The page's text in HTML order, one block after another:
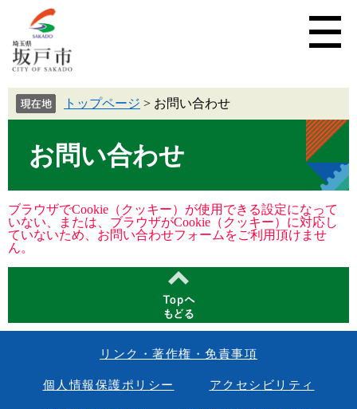
トップページ > お問い合わせ
お問い合わせ
ブラウザでCookie（クッキー）が使用できる設定になって
いない、または、ブラウザがCookie（クッキー）に対応し
ていないため、お問い合わせフォームをご利用頂けませ
ん。
リンク・著作権・免責事項
個人情報保護ポリシー アクセシビリティ